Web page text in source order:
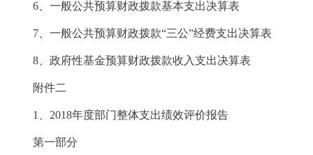
6、一般公共预算财政拨款基本支出决算表
7、一般公共预算财政拨款“三公”经费支出决算表
8、政府性基金预算财政拨款收入支出决算表
附件二
1、2018年度部门整体支出绩效评价报告
第一部分